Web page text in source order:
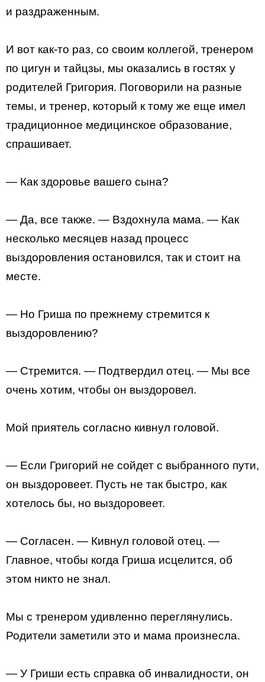
и раздраженным.
И вот как-то раз, со своим коллегой, тренером
по цигун и тайцзы, мы оказались в гостях у
родителей Григория. Поговорили на разные
темы, и тренер, который к тому же еще имел
традиционное медицинское образование,
спрашивает.
— Как здоровье вашего сына?
— Да, все также. — Вздохнула мама. — Как
несколько месяцев назад процесс
выздоровления остановился, так и стоит на
месте.
— Но Гриша по прежнему стремится к
выздоровлению?
— Стремится. — Подтвердил отец. — Мы все
очень хотим, чтобы он выздоровел.
Мой приятель согласно кивнул головой.
— Если Григорий не сойдет с выбранного пути,
он выздоровеет. Пусть не так быстро, как
хотелось бы, но выздоровеет.
— Согласен. — Кивнул головой отец. —
Главное, чтобы когда Гриша исцелится, об
этом никто не знал.
Мы с тренером удивленно переглянулись.
Родители заметили это и мама произнесла.
— У Гриши есть справка об инвалидности, он